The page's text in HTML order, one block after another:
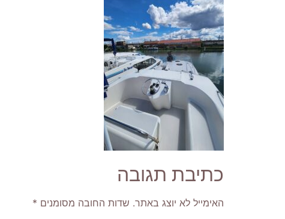
כתיבת תגובה
האימייל לא יוצג באתר. שדות החובה מסומנים *